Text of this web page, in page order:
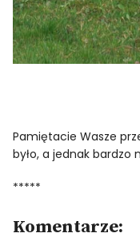
Pamiętacie Wasze
było, a jednak bardzo
*****
Komentarze: